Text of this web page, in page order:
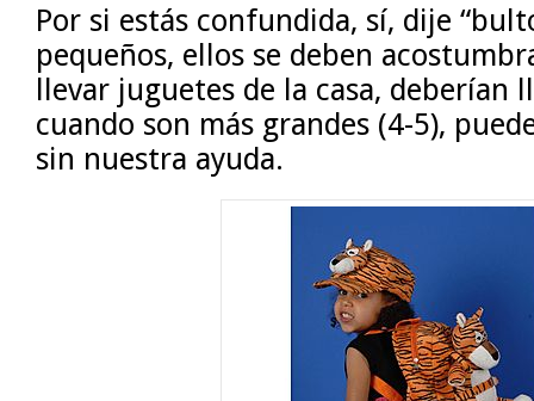
Por si estás confundida, sí, dije
pequeños, ellos se deben
llevar juguetes de la casa, deberían
cuando son más grandes (4-5),
sin nuestra ayuda.